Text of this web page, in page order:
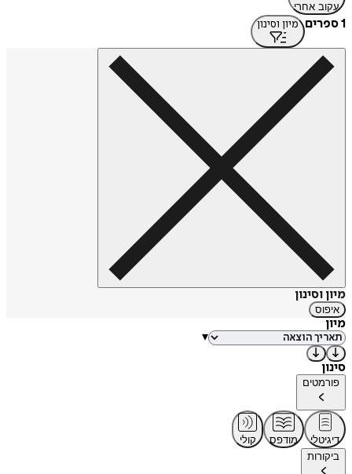
עקוב אחרי
1 ספרים מיון וסינון
מיון וסינון
איפוס
מיון
▾
סינון
פורמטים
דיגיטלי מודפס
קולי
ביקורות